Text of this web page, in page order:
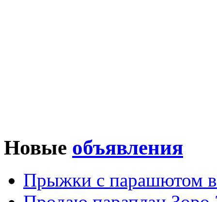
Новые объявления
Прыжки с парашютом в